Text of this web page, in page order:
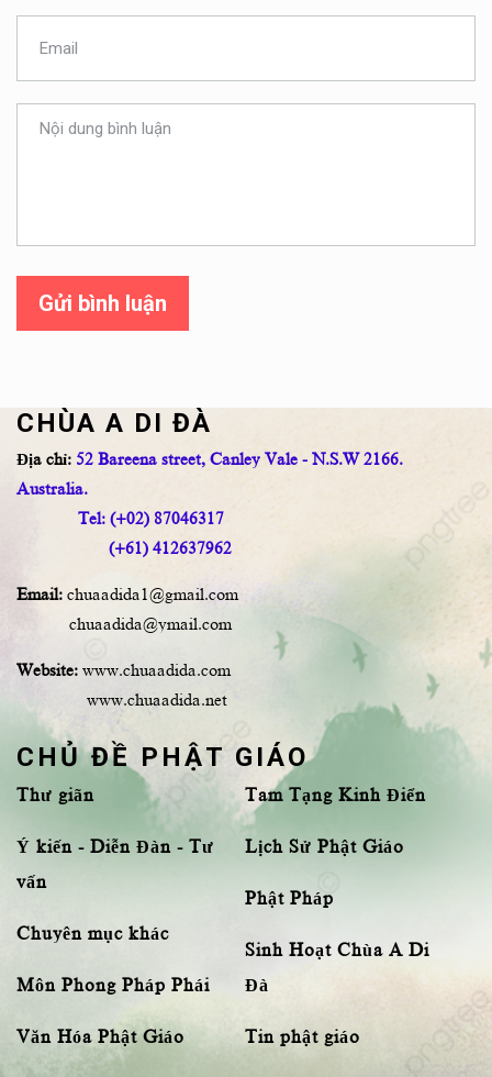
Gửi bình luận
CHÙA A DI ĐÀ
Địa chỉ: 52 Bareena street, Canley Vale - N.S.W 2166.
Australia.
Tel: (+02) 87046317
(+61) 412637962
Email: chuaadida1@gmail.com
chuaadida@ymail.com
Website: www.chuaadida.com
www.chuaadida.net
CHỦ ĐỀ PHẬT GIÁO
Thư giãn
Ý kiến - Diễn Đàn - Tư
vấn
Chuyên mục khác
Môn Phong Pháp Phái
Văn Hóa Phật Giáo
Tam Tạng Kinh Điển
Lịch Sử Phật Giáo
Phật Pháp
Sinh Hoạt Chùa A Di
Đà
Tin phật giáo